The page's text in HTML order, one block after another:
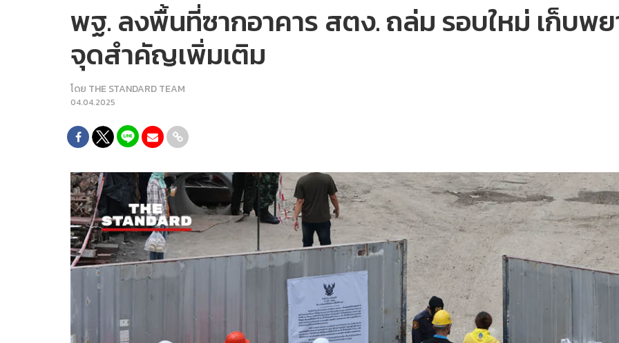
พฐ. ลงพื้นที่ซากอาคาร สตง. ถล่ม รอบใหม่ เก็บพ
จุดสำคัญเพิ่มเติม
โดย THE STANDARD TEAM
04.04.2025